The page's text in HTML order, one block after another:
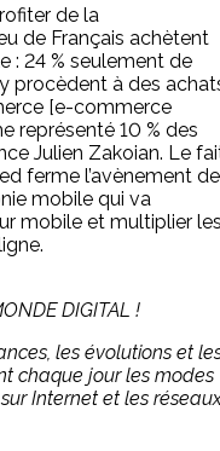
de la
de Français achètent
: 24 % seulement de
procèdent à des
[e-commerce
représenté 10 % des
Julien Zakoian. Le
ferme l’avènement de
mobile qui va
mobile et multiplier
DIGITAL !
les évolutions et
chaque jour les modes
Internet et les